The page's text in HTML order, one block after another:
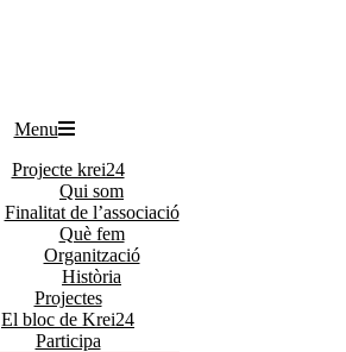
Menu
Projecte krei24
Qui som
Finalitat de l’associació
Què fem
Organització
Història
Projectes
El bloc de Krei24
Participa